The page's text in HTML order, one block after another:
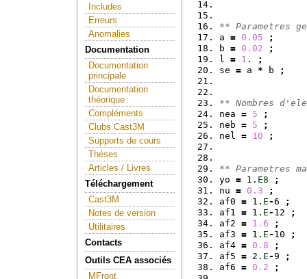
Includes
Erreurs
Anomalies
Documentation
Documentation
principale
Documentation
théorique
Compléments
Clubs Cast3M
Supports de cours
Thèses
Articles / Livres
Téléchargement
Cast3M
Notes de version
Utilitaires
Contacts
Outils CEA associés
MFront
** Parametres
a = 0.05
;
b = 0.02
;
l = 1 .
;
se = a * b ;
** Nombres
nea = 5
;
neb = 5
;
nel = 10 ;
** Parametres
yo = 1. E8
;
nu = 0.3
;
af0 = 1. E-6
;
af1 = 1. E- 12
;
af2 = 1.6
;
af3 = 1. E- 10
;
af4 = 0.8
;
af5 = 2. E-9
;
af6 = 0.2 ;